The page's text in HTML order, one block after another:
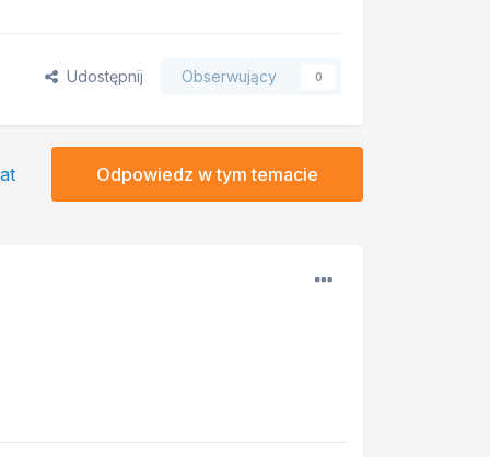
Udostępnij Obserwujący 0
Odpowiedz w tym temacie